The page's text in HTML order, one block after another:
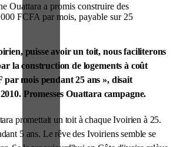
Ouattara a promis construire des
FCFA par mois, payable sur 25
puisse avoir un toit, nous faciliterons
la construction de logements à coût
par mois pendant 25 ans », disait
Promesses Ouattara campagne.
promettait un toit à chaque Ivoirien à 25.
5 ans. Le rêve des Ivoiriens semble se